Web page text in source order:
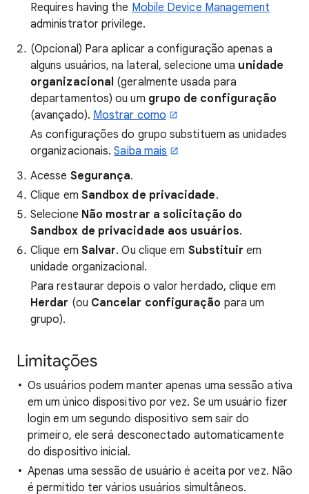
Requires having the Mobile Device Management
administrator privilege.
(Opcional) Para aplicar a configuração apenas a
alguns usuários, na lateral, selecione uma unidade
organizacional (geralmente usada para
departamentos) ou um grupo de configuração
(avançado). Mostrar como
As configurações do grupo substituem as unidades
organizacionais.Saiba mais
Acesse Segurança.
Clique em Sandbox de privacidade.
Selecione Não mostrar a solicitação do
Sandbox de privacidade aos usuários.
Clique em Salvar. Ou clique em Substituir em
unidade organizacional.
Para restaurar depois o valor herdado, clique em
Herdar (ou Cancelar configuração para um
grupo).
Limitações
Os usuários podem manter apenas uma sessão ativa
em um único dispositivo por vez. Se um usuário fizer
login em um segundo dispositivo sem sair do
primeiro, ele será desconectado automaticamente
do dispositivo inicial.
Apenas uma sessão de usuário é aceita por vez. Não
é permitido ter vários usuários simultâneos.